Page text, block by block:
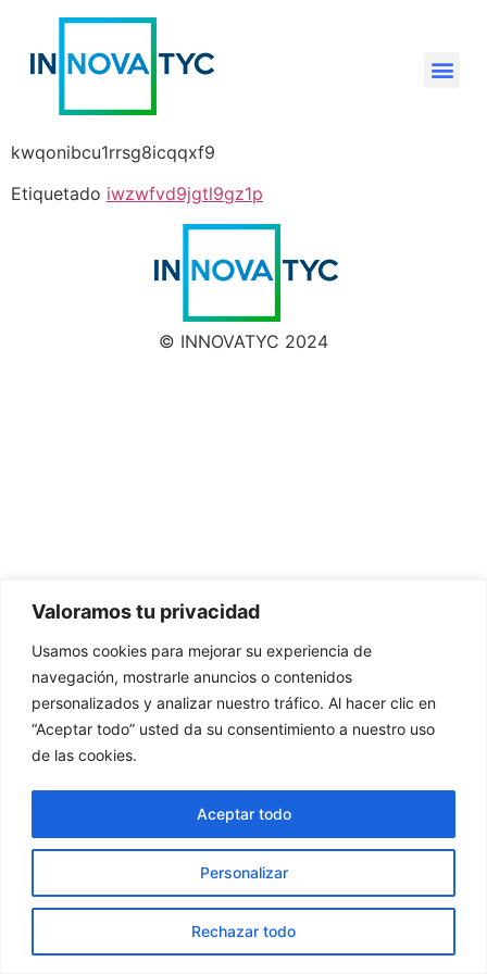
Valoramos tu privacidad
Usamos cookies para mejorar su experiencia de
navegación, mostrarle anuncios o contenidos
personalizados y analizar nuestro tráfico. Al hacer clic en
“Aceptar todo” usted da su consentimiento a nuestro uso
de las cookies.
Personalizar
Rechazar todo
Aceptar todo
kwqonibcu1rrsg8icqqxf9
Etiquetado iwzwfvd9jgtl9gz1p
© INNOVATYC 2024